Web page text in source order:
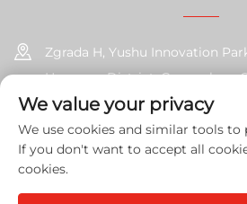
Zgrada H, Yushu Innovation
Huangpu District, Guangzhou,
+86-
[email
We value your privacy
We use cookies and similar tools to
If you don't want to accept all
cookies.